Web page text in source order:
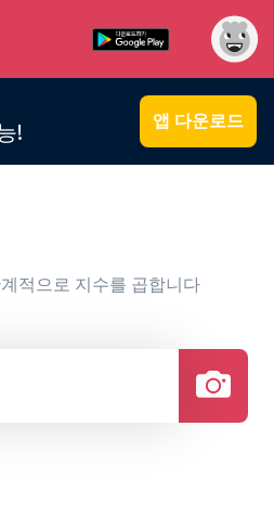
! 앱 다운로드
적으로 지수를 곱합니다